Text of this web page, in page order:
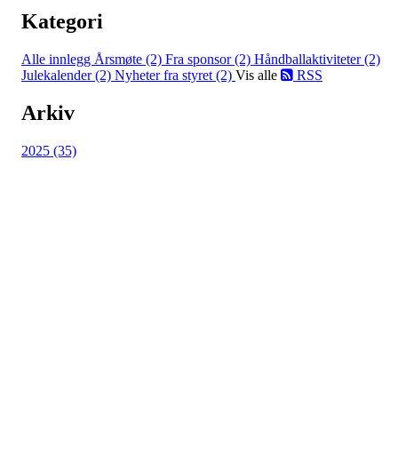
Kategori
Alle innlegg Årsmøte (2) Fra sponsor (2) Håndballaktiviteter (2)
Julekalender (2) Nyheter fra styret (2) Vis alle RSS
Arkiv
2025 (35)